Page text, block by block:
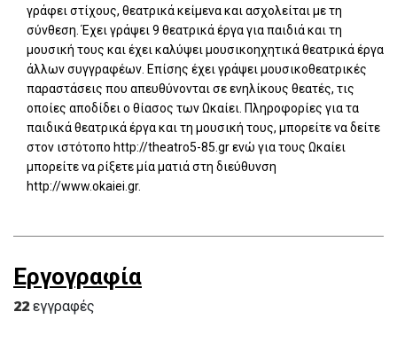
γράφει στίχους, θεατρικά κείμενα και ασχολείται με τη
σύνθεση. Έχει γράψει 9 θεατρικά έργα για παιδιά και τη
μουσική τους και έχει καλύψει μουσικοηχητικά θεατρικά έργα
άλλων συγγραφέων. Επίσης έχει γράψει μουσικοθεατρικές
παραστάσεις που απευθύνονται σε ενηλίκους θεατές, τις
οποίες αποδίδει ο θίασος των Ωκαίει. Πληροφορίες για τα
παιδικά θεατρικά έργα και τη μουσική τους, μπορείτε να δείτε
στον ιστότοπο http://theatro5-85.gr ενώ για τους Ωκαίει
μπορείτε να ρίξετε μία ματιά στη διεύθυνση
http://www.okaiei.gr.
Εργογραφία
22 εγγραφές